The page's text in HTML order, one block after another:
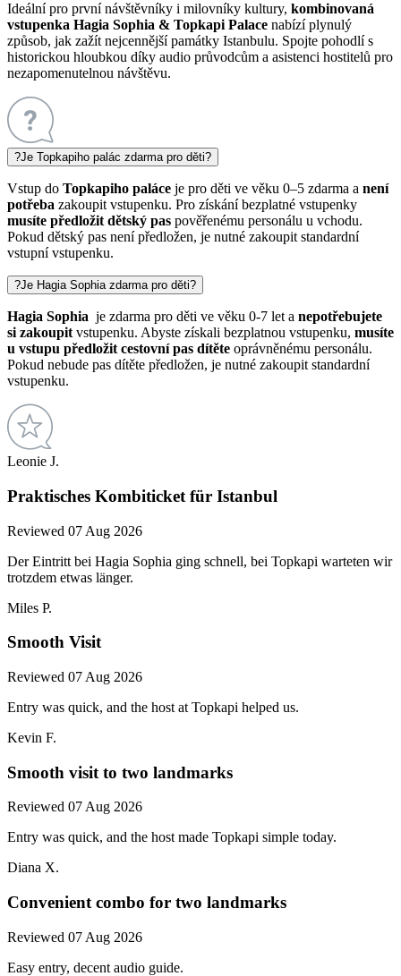
Ideální pro první návštěvníky i milovníky kultury, kombinovaná
vstupenka Hagia Sophia & Topkapi Palace nabízí plynulý
způsob, jak zažít nejcennější památky Istanbulu. Spojte pohodlí s
historickou hloubkou díky audio průvodcům a asistenci hostitelů pro
nezapomenutelnou návštěvu.
?Je Topkapiho palác zdarma pro děti?
Vstup do Topkapiho paláce je pro děti ve věku 0–5 zdarma a není
potřeba zakoupit vstupenku. Pro získání bezplatné vstupenky
musíte předložit dětský pas pověřenému personálu u vchodu.
Pokud dětský pas není předložen, je nutné zakoupit standardní
vstupní vstupenku.
?Je Hagia Sophia zdarma pro děti?
Hagia Sophia je zdarma pro děti ve věku 0-7 let a nepotřebujete
si zakoupit vstupenku. Abyste získali bezplatnou vstupenku, musíte
u vstupu předložit cestovní pas dítěte oprávněnému personálu.
Pokud nebude pas dítěte předložen, je nutné zakoupit standardní
vstupenku.
Leonie J.
Praktisches Kombiticket für Istanbul
Reviewed 07 Aug 2026
Der Eintritt bei Hagia Sophia ging schnell, bei Topkapi warteten wir
trotzdem etwas länger.
Miles P.
Smooth Visit
Reviewed 07 Aug 2026
Entry was quick, and the host at Topkapi helped us.
Kevin F.
Smooth visit to two landmarks
Reviewed 07 Aug 2026
Entry was quick, and the host made Topkapi simple today.
Diana X.
Convenient combo for two landmarks
Reviewed 07 Aug 2026
Easy entry, decent audio guide.